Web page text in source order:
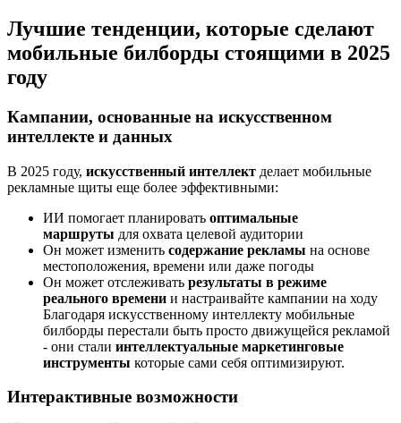
Лучшие тенденции, которые сделают
мобильные билборды стоящими в 2025
году
Кампании, основанные на искусственном
интеллекте и данных
В 2025 году, искусственный интеллект делает мобильные
рекламные щиты еще более эффективными:
ИИ помогает планировать оптимальные
маршруты для охвата целевой аудитории
Он может изменить содержание рекламы на основе
местоположения, времени или даже погоды
Он может отслеживать результаты в режиме
реального времени и настраивайте кампании на ходу
Благодаря искусственному интеллекту мобильные
билборды перестали быть просто движущейся рекламой
- они стали интеллектуальные маркетинговые
инструменты которые сами себя оптимизируют.
Интерактивные возможности